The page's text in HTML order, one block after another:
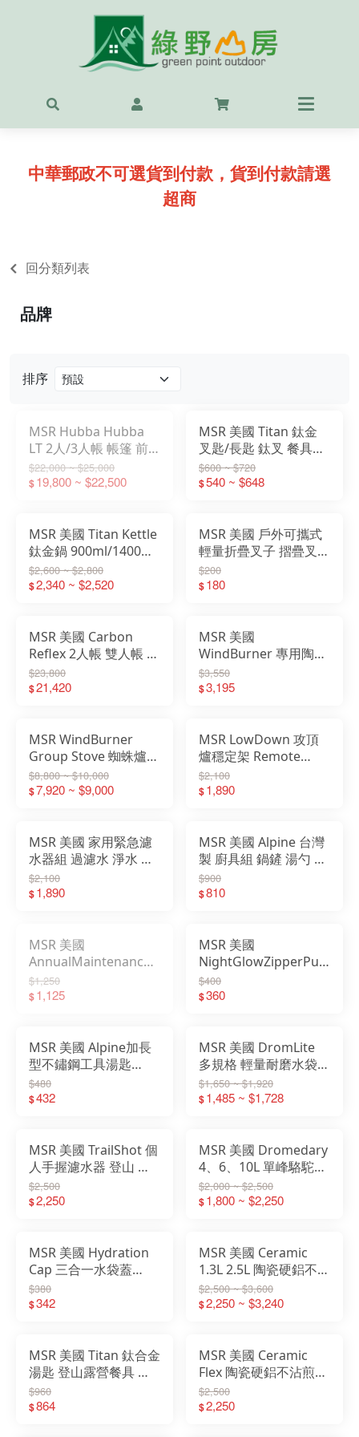
中華郵政不可選貨到付款，貨到付款請選
超商
回分類列表
排序
MSR Hubba Hubba
LT 2人/3人帳 帳篷 前
庭 雙人帳 三人帳 登山
帳 13937 13938
$22,000 ~ $25,000
$19,800 ~ $22,500
MSR 美國 Titan 鈦金
叉匙/長匙 鈦叉 餐具
138 13849 13850
$600 ~ $720
$540 ~ $648
MSR 美國 Titan Kettle
鈦金鍋 900ml/1400ml
碗 水杯 1384 13845
13846
$2,600 ~ $2,800
$2,340 ~ $2,520
MSR 美國 戶外可攜式
輕量折疊叉子 摺疊叉匙
摺疊湯匙 環保餐具
06590 06911 06912
$200
$180
MSR 美國 Carbon
Reflex 2人帳 雙人帳 登
山帳 帳篷 露營 10323
$23,800
$21,420
MSR 美國
WindBurner 專用陶瓷
硬鋁煎盤 13494
$3,550
$3,195
MSR WindBurner
Group Stove 蜘蛛爐
1.8/2.5L 登山爐 10366
13491
$8,800 ~ $10,000
$7,920 ~ $9,000
MSR LowDown 攻頂
爐穩定架 Remote
Stove Adapter 11582
$2,100
$1,890
MSR 美國 家用緊急濾
水器組 過濾水 淨水 輕
鬆轉上標準美規家用水
龍頭上 13237
$2,100
$1,890
MSR 美國 Alpine 台灣
製 廚具組 鍋鏟 湯勺 磨
泥器 炊具 05341
$900
$810
MSR 美國
AnnualMaintenanceKit
爐具保養工具組 美製
11814
$1,250
$1,125
MSR 美國
NightGlowZipperPulls
夜光拉鍊環 (2入) 露營
登山 夜遊 05833
$400
$360
MSR 美國 Alpine加長
型不鏽鋼工具湯匙
Alpine Long Tool
Spoon 09523
$480
$432
MSR 美國 DromLite
多規格 輕量耐磨水袋
4L 6L 灰色 09584
09585
$1,650 ~ $1,920
$1,485 ~ $1,728
MSR 美國 TrailShot 個
人手握濾水器 登山 露
營 過濾水 09385
$2,500
$2,250
MSR 美國 Dromedary
4、6、10L 單峰駱駝強
化尼龍水袋 水壺 0958
$2,000 ~ $2,500
$1,800 ~ $2,250
MSR 美國 Hydration
Cap 三合一水袋蓋
09589
$380
$342
MSR 美國 Ceramic
1.3L 2.5L 陶瓷硬鋁不沾
鍋 登山 露營 野炊
13230 13231 13232
$2,500 ~ $3,600
$2,250 ~ $3,240
MSR 美國 Titan 鈦合金
湯匙 登山露營餐具 環
保餐具 321156
$960
$864
MSR 美國 Ceramic
Flex 陶瓷硬鋁不沾煎盤
平底鍋 不沾鍋 露營 登
山 野炊 13233
$2,500
$2,250
品牌